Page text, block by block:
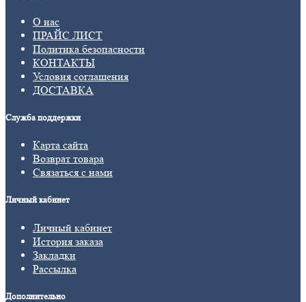
О нас
ПРАЙС ЛИСТ
Политика безопасности
КОНТАКТЫ
Условия соглашения
ДОСТАВКА
Служба поддержки
Карта сайта
Возврат товара
Связаться с нами
Личный кабинет
Личный кабинет
История заказа
Закладки
Рассылка
Дополнительно